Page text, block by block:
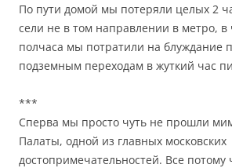
По пути домой мы потеряли целых 2
сели не в том направлении в метро, в
полчаса мы потратили на блуждание
подземным переходам в жуткий час
***
Сперва мы просто чуть не прошли
Палаты, одной из главных московских
достопримечательностей. Все потому